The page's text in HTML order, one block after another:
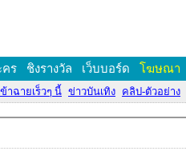
คร ชิงรางวัล เว็บบอร์ด โฆษณา
าฉายเร็วๆ นี้ ข่าวบันเทิง คลิป-ตัวอย่าง